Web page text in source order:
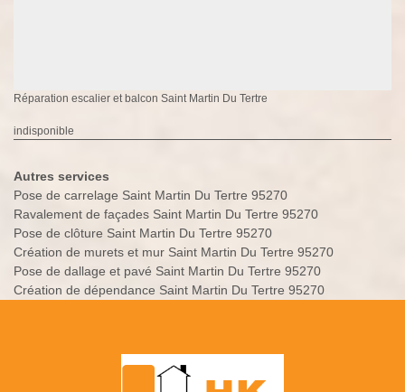
Réparation escalier et balcon Saint Martin Du Tertre
indisponible
Autres services
Pose de carrelage Saint Martin Du Tertre 95270
Ravalement de façades Saint Martin Du Tertre 95270
Pose de clôture Saint Martin Du Tertre 95270
Création de murets et mur Saint Martin Du Tertre 95270
Pose de dallage et pavé Saint Martin Du Tertre 95270
Création de dépendance Saint Martin Du Tertre 95270